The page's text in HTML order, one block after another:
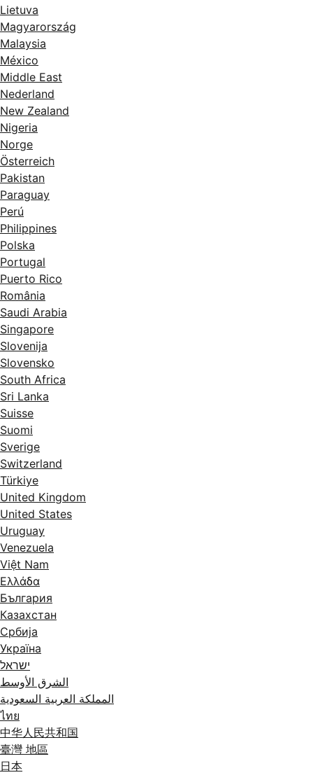
Lietuva
Magyarország
Malaysia
México
Middle East
Nederland
New Zealand
Nigeria
Norge
Österreich
Pakistan
Paraguay
Perú
Philippines
Polska
Portugal
Puerto Rico
România
Saudi Arabia
Singapore
Slovenija
Slovensko
South Africa
Sri Lanka
Suisse
Suomi
Sverige
Switzerland
Türkiye
United Kingdom
United States
Uruguay
Venezuela
Việt Nam
Ελλάδα
България
Казахстан
Србија
Україна
ישראל
الشرق الأوسط
المملكة العربية السعودية
ไทย
中华人民共和国
臺灣 地區
日本